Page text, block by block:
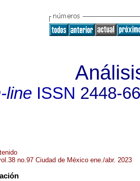
lineISSN 2448-
no.97 Ciudad de México ene./abr. 2023